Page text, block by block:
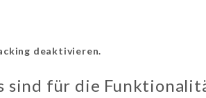
deaktivieren.
sind für die